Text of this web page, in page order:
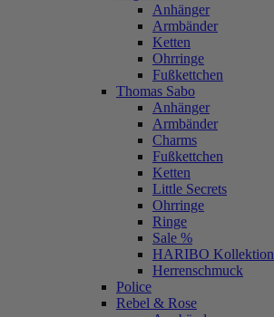
Anhänger
Armbänder
Ketten
Ohrringe
Fußkettchen
Thomas Sabo
Anhänger
Armbänder
Charms
Fußkettchen
Ketten
Little Secrets
Ohrringe
Ringe
Sale %
HARIBO Kollektion
Herrenschmuck
Police
Rebel & Rose